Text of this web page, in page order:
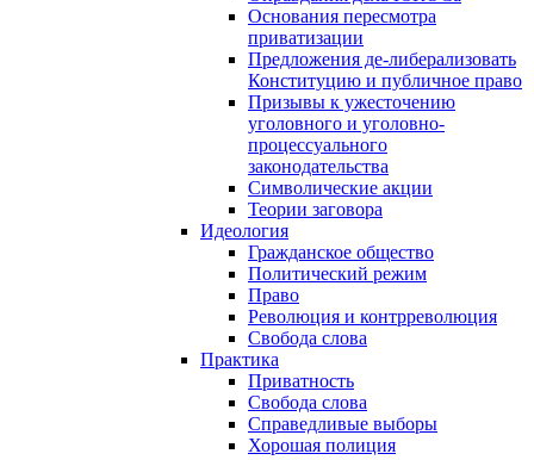
Основания пересмотра
приватизации
Предложения де-либерализовать
Конституцию и публичное право
Призывы к ужесточению
уголовного и уголовно-
процессуального
законодательства
Символические акции
Теории заговора
Идеология
Гражданское общество
Политический режим
Право
Революция и контрреволюция
Свобода слова
Практика
Приватность
Свобода слова
Справедливые выборы
Хорошая полиция